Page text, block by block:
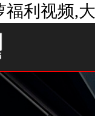
利视频,